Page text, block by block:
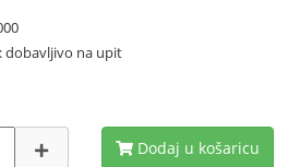
dobavljivo na upit
Dodaj u košaricu